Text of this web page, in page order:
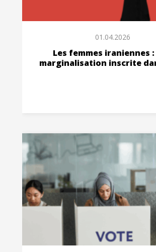
01.04.2026
Les femmes iraniennes
marginalisation inscrite